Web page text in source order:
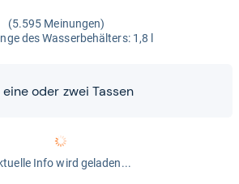
(5.595 Meinungen)
des Was­ser­be­häl­ters: 1,8 l
oder zwei Tas­sen
Info wird geladen...